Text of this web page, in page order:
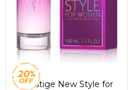
Prestige New Style for